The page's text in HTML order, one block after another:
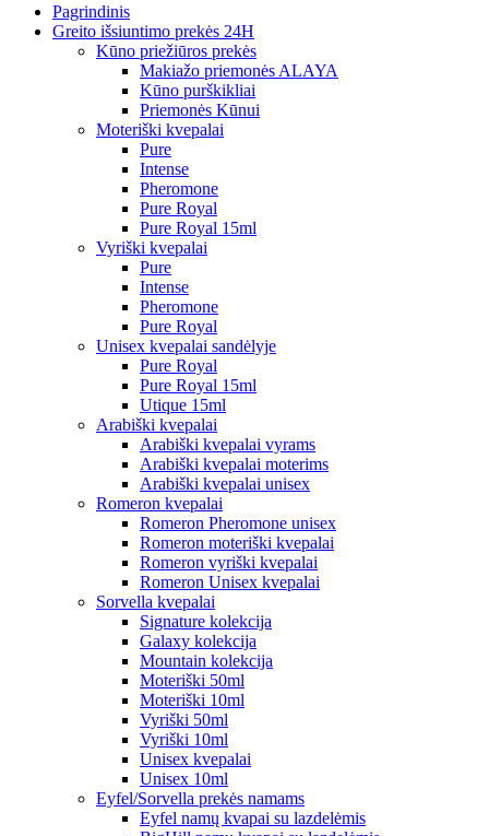
Pagrindinis
Greito išsiuntimo prekės 24H
Kūno priežiūros prekės
Makiažo priemonės ALAYA
Kūno purškikliai
Priemonės Kūnui
Moteriški kvepalai
Pure
Intense
Pheromone
Pure Royal
Pure Royal 15ml
Vyriški kvepalai
Pure
Intense
Pheromone
Pure Royal
Unisex kvepalai sandėlyje
Pure Royal
Pure Royal 15ml
Utique 15ml
Arabiški kvepalai
Arabiški kvepalai vyrams
Arabiški kvepalai moterims
Arabiški kvepalai unisex
Romeron kvepalai
Romeron Pheromone unisex
Romeron moteriški kvepalai
Romeron vyriški kvepalai
Romeron Unisex kvepalai
Sorvella kvepalai
Signature kolekcija
Galaxy kolekcija
Mountain kolekcija
Moteriški 50ml
Moteriški 10ml
Vyriški 50ml
Vyriški 10ml
Unisex kvepalai
Unisex 10ml
Eyfel/Sorvella prekės namams
Eyfel namų kvapai su lazdelėmis